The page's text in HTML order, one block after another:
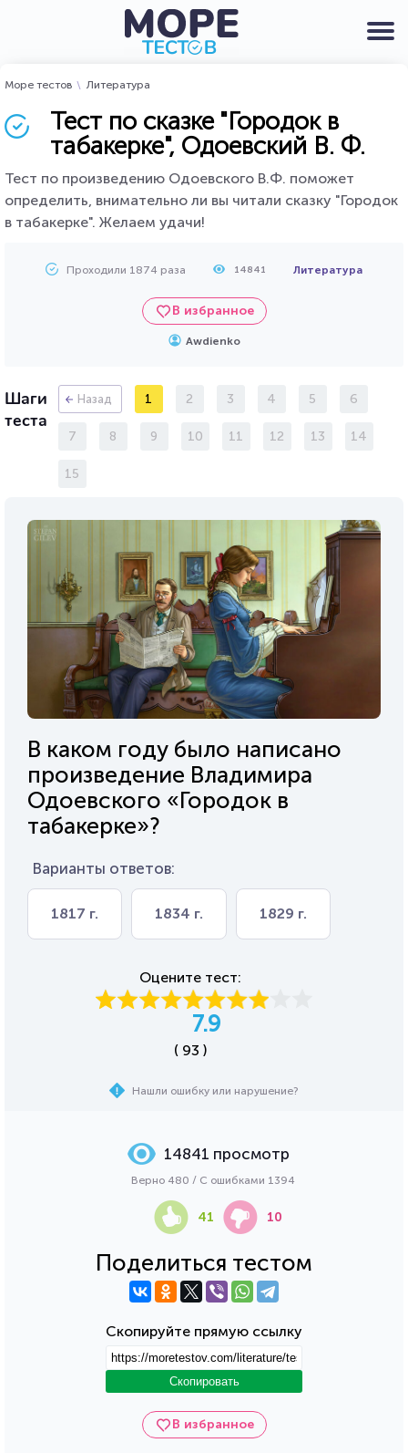
Море тестов Литература
Тест по сказке "Городок в
табакерке", Одоевский В. Ф.
Тест по произведению Одоевского В.Ф. поможет
определить, внимательно ли вы читали сказку "Городок
в табакерке". Желаем удачи!
Проходили 1874 раза 14841 Литература
В избранное
Awdienko
Шаги
теста
Назад 1 2 3 4 5 6
7 8 9 10 11 12 13 14
15
В каком году было написано
произведение Владимира
Одоевского «Городок в
табакерке»?
Варианты ответов:
1817 г. 1834 г. 1829 г.
Оцените тест:
7.9
( 93 )
Нашли ошибку или нарушение?
В избранное
Поделиться тестом
Скопируйте прямую ссылку
Скопировать
14841 просмотр
Верно 480 / С ошибками 1394
41 10